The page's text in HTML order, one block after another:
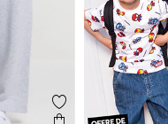
Ajouter aux favoris